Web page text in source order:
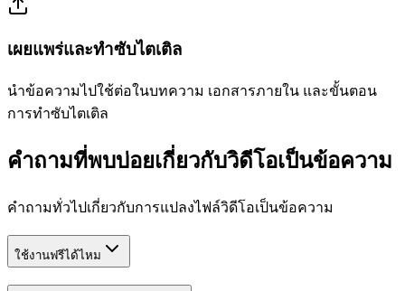
เผยแพร่และทำซับไตเติล
นำข้อความไปใช้ต่อในบทความ เอกสารภายใน และขั้นตอน
การทำซับไตเติล
คำถามที่พบบ่อยเกี่ยวกับวิดีโอเป็นข้อความ
คำถามทั่วไปเกี่ยวกับการแปลงไฟล์วิดีโอเป็นข้อความ
ใช้งานฟรีได้ไหม